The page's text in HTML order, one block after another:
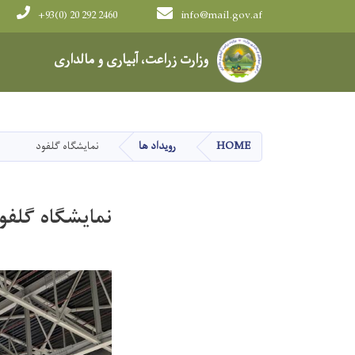
وزارت زراعت، آبیاری و مالداری
info@mail.gov.af
+93(0) 20 292 2460
Main navigation
HOME رویداد ها نمایشگاه گلفود
نمایشگاه